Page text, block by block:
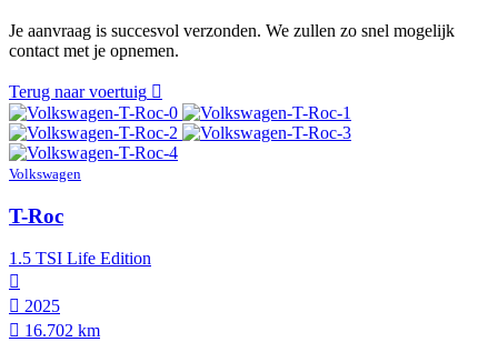
Je aanvraag is succesvol verzonden. We zullen zo snel mogelijk
contact met je opnemen.
Terug naar voertuig
Volkswagen
T-Roc
1.5 TSI Life Edition
2025
16.702 km